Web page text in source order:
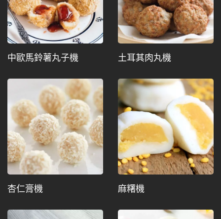
中歐馬鈴薯丸子機 土耳其肉丸機
杏仁膏機 麻糬機